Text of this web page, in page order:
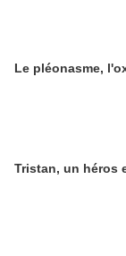
Le pléonasme,
Tristan, un héros